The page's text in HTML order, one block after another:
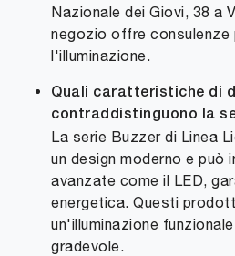
Nazionale dei Giovi, 38 a
negozio offre consulenze
l'illuminazione.
Quali caratteristiche di
contraddistinguono la
La serie Buzzer di Linea
un design moderno e può
avanzate come il LED,
energetica. Questi
un'illuminazione
gradevole.